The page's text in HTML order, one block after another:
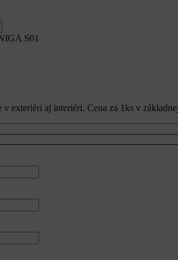
S01
v exteriéri aj interiéri. Cena za 1ks v